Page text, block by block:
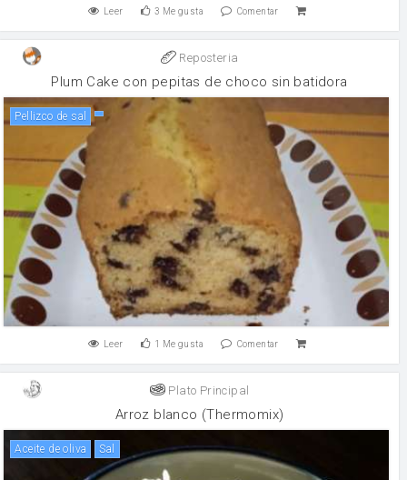
Leer 3 Me gusta Comentar
Reposteria
Plum Cake con pepitas de choco sin batidora
Pellizco de sal
Leer 1 Me gusta Comentar
Plato Principal
Arroz blanco (Thermomix)
aceite de oliva sal